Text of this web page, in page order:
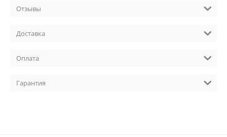
Отзывы
Доставка
Оплата
Гарантия